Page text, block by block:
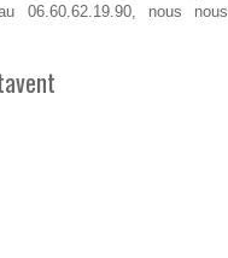
06.60.62.19.90, nous nous